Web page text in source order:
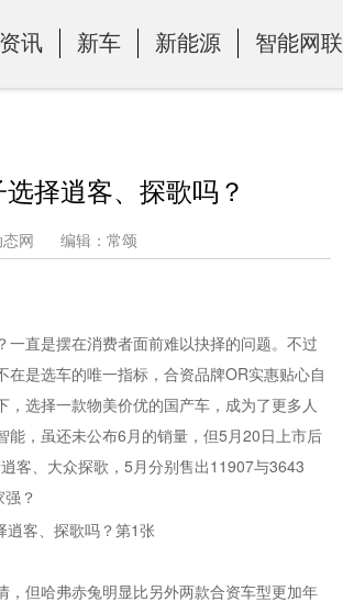
讯 新车 新能源 智能网联
择逍客、探歌吗？
动态网 编辑：常颂
直是摆在消费者面前难以抉择的问题。不过
是选车的唯一指标，合资品牌OR实惠贴心自
选择一款物美价优的国产车，成为了更多人
，虽还未公布6月的销量，但5月20日上市后
客、大众探歌，5月分别售出11907与3643
？
但哈弗赤兔明显比另外两款合资车型更加年